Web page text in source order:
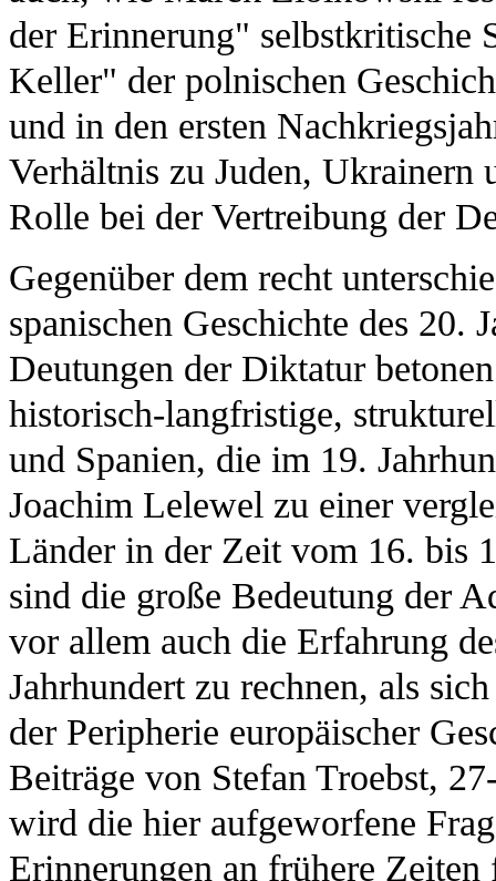
der Erinnerung" selbstkritische
Keller" der polnischen
und in den ersten
Verhältnis zu Juden, Ukrainern
Rolle bei der Vertreibung der
Gegenüber dem recht
spanischen Geschichte des 20.
Deutungen der Diktatur
historisch-langfristige,
und Spanien, die im 19.
Joachim Lelewel zu einer
Länder in der Zeit vom 16. bis
sind die große Bedeutung der
vor allem auch die Erfahrung
Jahrhundert zu rechnen, als
der Peripherie europäischer
Beiträge von Stefan Troebst,
wird die hier aufgeworfene
Erinnerungen an frühere